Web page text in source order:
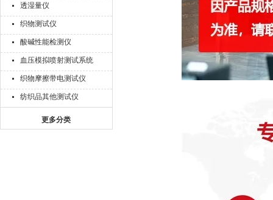
透湿量仪
织物测试仪
酸碱性能检测仪
血压模拟喷射测试系统
织物摩擦带电测试仪
纺织品其他测试仪
更多分类